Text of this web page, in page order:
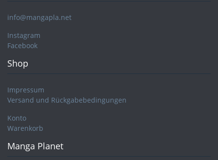
info@mangapla.net
Instagram
Facebook
Shop
Impressum
Versand und Rückgabebedingungen
Konto
Warenkorb
Manga Planet